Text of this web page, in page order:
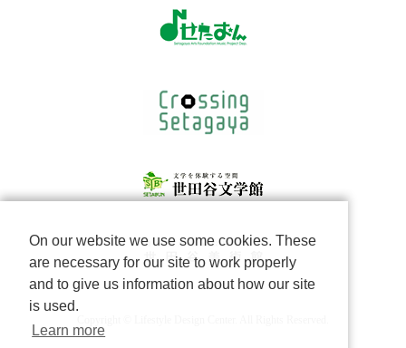
On our website we use some cookies. These
are necessary for our site to work properly
and to give us information about how our site
is used.
Learn more